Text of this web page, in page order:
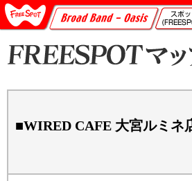
■WIRED CAFE 大宮ルミネ